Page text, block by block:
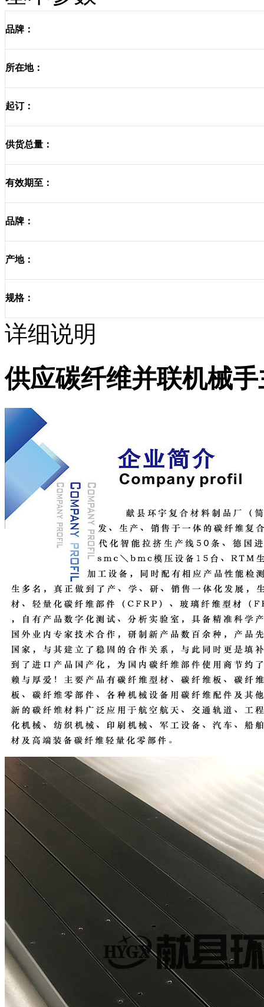
品牌：
所在地：
起订：
供货总量：
有效期至：
品牌：
产地：
规格：
详细说明
供应碳纤维并联机械